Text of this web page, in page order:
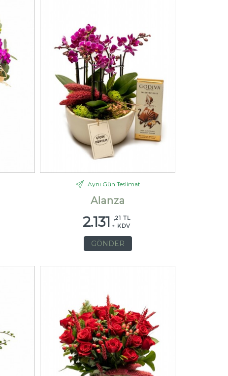
Aynı Gün Teslimat
Alanza
2.131 ,21 TL
+ KDV
GÖNDER